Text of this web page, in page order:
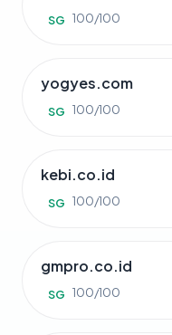
SG 100/100
yogyes.com
SG 100/100
kebi.co.id
SG 100/100
gmpro.co.id
SG 100/100